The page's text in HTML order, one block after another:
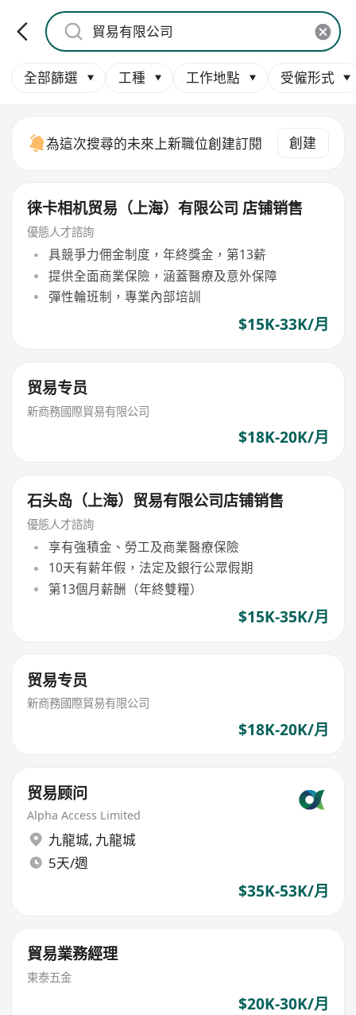
全部篩選 工種 工作地點 受僱形式
為這次搜尋的未來上新職位創建訂閱 創建
徕卡相机贸易（上海）有限公司 店铺销售
優態人才諮詢
具競爭力佣金制度，年終獎金，第13薪
提供全面商業保險，涵蓋醫療及意外保障
彈性輪班制，專業內部培訓
$15K-33K/月
贸易专员
新商務國際貿易有限公司
$18K-20K/月
石头岛（上海）贸易有限公司店铺销售
優態人才諮詢
享有強積金、勞工及商業醫療保險
10天有薪年假，法定及銀行公眾假期
第13個月薪酬（年終雙糧）
$15K-35K/月
贸易专员
新商務國際貿易有限公司
$18K-20K/月
贸易顾问
Alpha Access Limited
九龍城, 九龍城
5天/週
$35K-53K/月
貿易業務經理
東泰五金
$20K-30K/月